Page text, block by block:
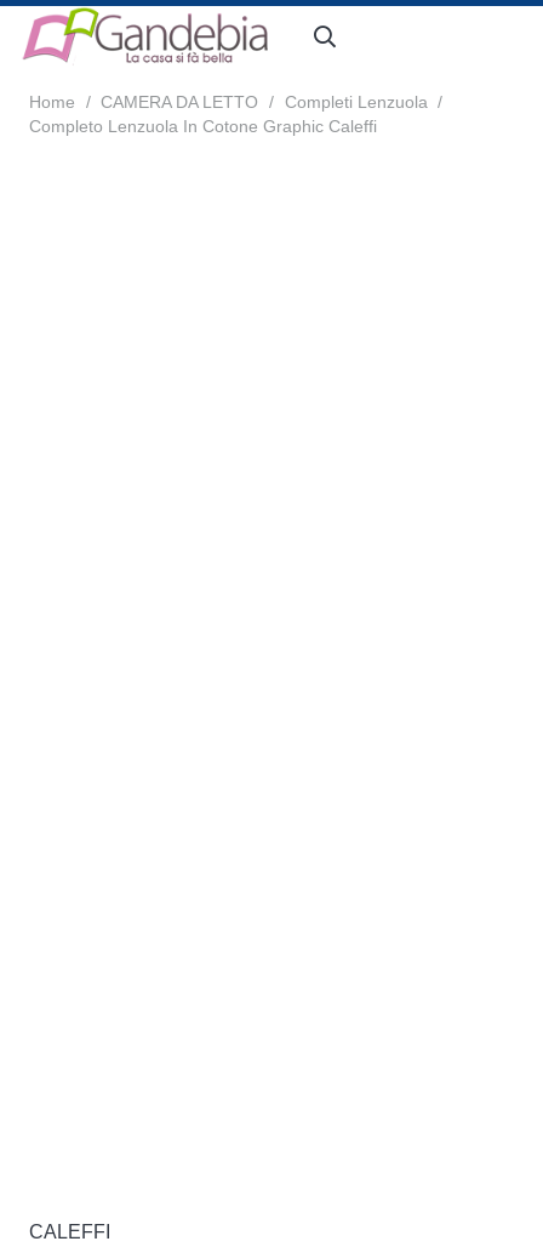
Home / CAMERA DA LETTO / Completi Lenzuola /
Completo Lenzuola In Cotone Graphic Caleffi
CALEFFI